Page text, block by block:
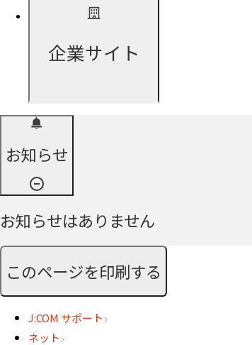
企業サイト
お知らせ
お知らせはありません
このページを印刷する
J:COM サポート
ネット